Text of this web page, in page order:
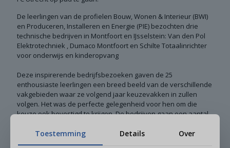
De leerlingen van de profielen Bouw, Wonen & Interieur (BWI)
en Produceren, Installeren en Energie (PIE) bezochten drie
technische bedrijven in Montfoort en IJsselstein: Van den Pol
Elektrotechniek , Dumaco Montfoort en Schilte Totaalinrichter
voor onderwijs en kinderopvang
Deze inspirerende bedrijfsbezoeken gaven de 25
enthousiaste leerlingen een breed beeld van de verschillende
vakgebieden waar ze volgend jaar keuzevakken in zullen
volgen. Het was de perfecte gelegenheid voor hen om die
keuze ook bevestigd te krijgen. De bedrijven gaan een aantal
Wij bedanken de bedrijven voor hun gastvrijheid en
Toestemming Details Over